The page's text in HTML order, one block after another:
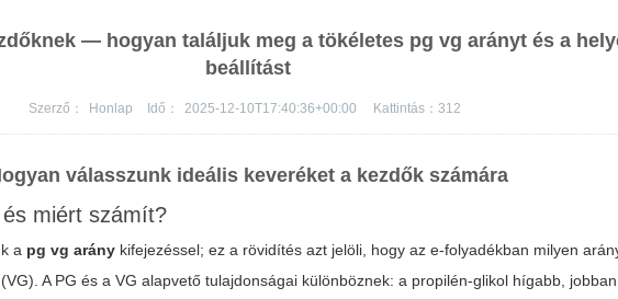
— hogyan találjuk meg a tökéletes pg vg arányt és a
beállítást
Szerző： Honlap Idő： 2025-12-10T17:40:36+00:00 Kattintás：312
válasszunk ideális keveréket a kezdők számára
és miért számít?
a pg vg arány kifejezéssel; ez a rövidítés azt jelöli, hogy az e-folyadékban milyen
A PG és aVG alapvető tulajdonságai különböznek: a propilén-glikol hígabb,